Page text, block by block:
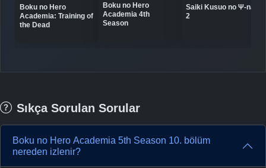
Boku no Hero
Academia: Training of
the Dead
Boku no Hero
Academia 4th
Season
Saiki Kusuo no Ψ-nan
2
Sıkça Sorulan Sorular
Boku no Hero Academia 5th Season 10. bölüm
nereden izlenir?